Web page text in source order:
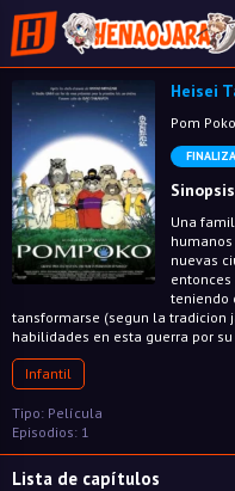
Heisei
Pom
Una
nuevas
teniendo
tansformarse (segun la tradicion
habilidades en esta guerra por
Infantil
Tipo: Película
Episodios: 1
Lista de capítulos